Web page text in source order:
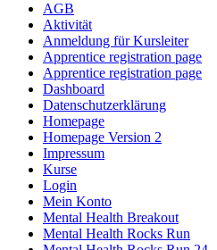
AGB
Aktivität
Anmeldung für Kursleiter
Apprentice registration page
Apprentice registration page
Dashboard
Datenschutzerklärung
Homepage
Homepage Version 2
Impressum
Kurse
Login
Mein Konto
Mental Health Breakout
Mental Health Rocks Run